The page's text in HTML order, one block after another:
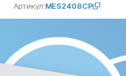
Артикул:MES2408CP